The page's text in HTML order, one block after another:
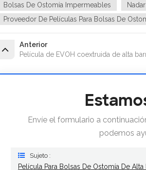
Bolsas De Ostomía Impermeables
Proveedor De Películas Para Bolsas De
Anterior
Película de EVOH coextruida de alta
Envíe el formulario a
podemos
Sujeto :
Película Para Bolsas De Ostomía De Alta